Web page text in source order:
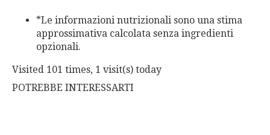
*Le informazioni nutrizionali sono una stima
approssimativa calcolata senza ingredienti
opzionali.
Visited 101 times, 1 visit(s) today
POTREBBE INTERESSARTI